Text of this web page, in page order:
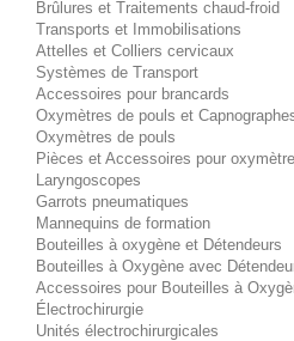
Brûlures et Traitements chaud-froid
Transports et Immobilisations
Attelles et Colliers cervicaux
Systèmes de Transport
Accessoires pour brancards
Oxymètres de pouls et
Oxymètres de pouls
Pièces et Accessoires pour
Laryngoscopes
Garrots pneumatiques
Mannequins de formation
Bouteilles à oxygène et Détendeurs
Bouteilles à Oxygène avec
Accessoires pour Bouteilles à
Électrochirurgie
Unités électrochirurgicales